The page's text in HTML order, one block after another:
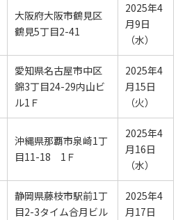
大阪府大阪市鶴見区
鶴見5丁目2-41
2025年4
月9日
（水）
愛知県名古屋市中区
錦3丁目24-29内山ビ
ル1Ｆ
2025年4
月15日
（火）
沖縄県那覇市泉崎1丁
目11-18 1Ｆ
2025年4
月16日
（水）
静岡県藤枝市駅前1丁
目2-3タイム合月ビル
2025年4
月17日